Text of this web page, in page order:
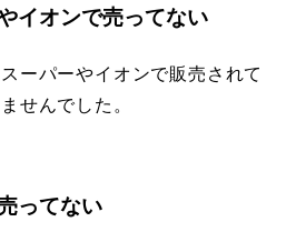
イオンで売ってない
ーパーやイオンで販売されて
せんでした。
ってない